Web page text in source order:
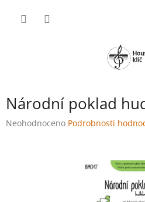
Národní poklad
Průměrné
Neohodnoceno Podrobnosti